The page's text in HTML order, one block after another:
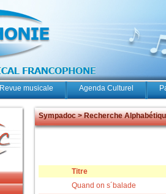
Revue musicale Agenda Culturel
Sympadoc > Recherche
Titre
Quand on s´balade